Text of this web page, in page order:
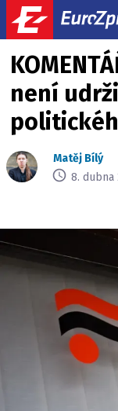
není
Matěj Bílý
8. dubna